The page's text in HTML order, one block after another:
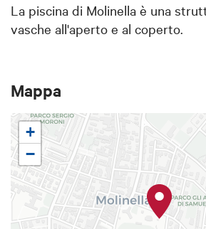
La piscina di Molinella è una
vasche all'aperto e al coperto.
Mappa
+
−